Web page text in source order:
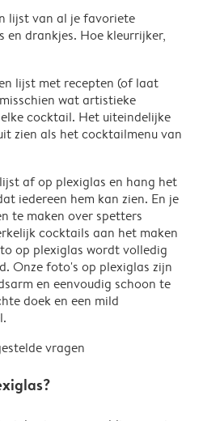
lijst van al je favoriete
en drankjes. Hoe kleurrijker,
lijst met recepten (of laat
wat artistieke
cocktail. Het uiteindelijke
zien als het cocktailmenu van
af op plexiglas en hang het
iedereen hem kan zien. En je
te maken over spetters
cocktails aan het maken
op plexiglas wordt volledig
Onze foto's op plexiglas zijn
en eenvoudig schoon te
doek en een mild
vragen